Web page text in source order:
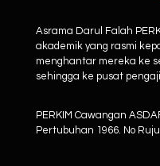
Asrama Darul Falah
akademik yang rasmi
menghantar mereka ke
sehingga ke pusat
PERKIM Cawangan
Pertubuhan 1966. No